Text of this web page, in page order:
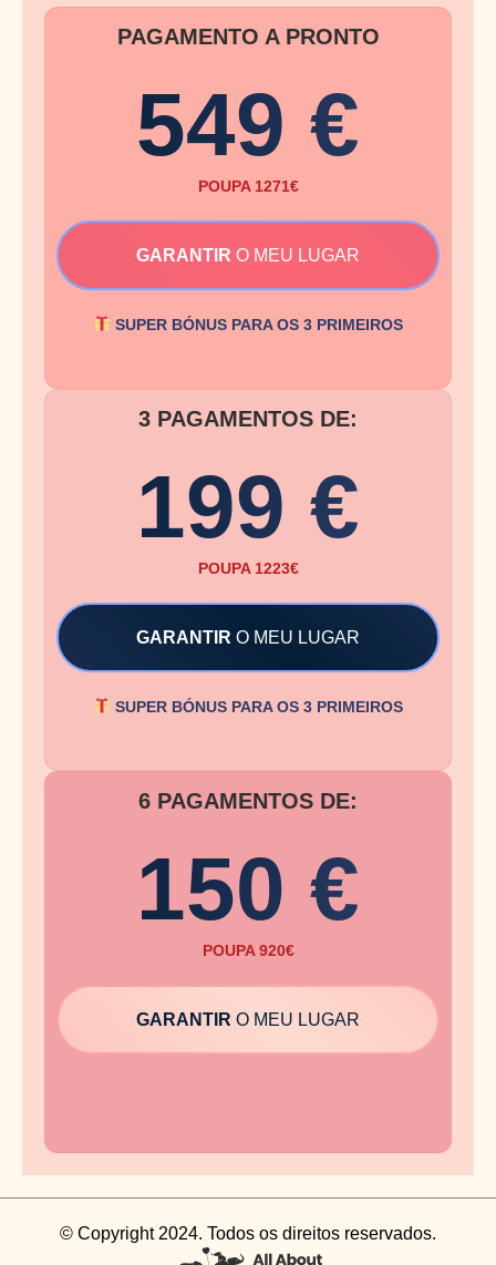
PAGAMENTO A PRONTO
549 €
POUPA 1271€
GARANTIR O MEU LUGAR
SUPER BÓNUS PARA OS 3 PRIMEIROS
3 PAGAMENTOS DE:
199 €
POUPA 1223€
GARANTIR O MEU LUGAR
SUPER BÓNUS PARA OS 3 PRIMEIROS
6 PAGAMENTOS DE:
150 €
POUPA 920€
GARANTIR O MEU LUGAR
© Copyright 2024. Todos os direitos reservados.